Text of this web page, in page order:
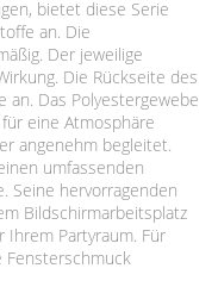
bietet diese Serie
an. Die
Der jeweilige
Die Rückseite des
an. Das Polyestergewebe
eine Atmosphäre
angenehm begleitet.
umfassenden
Seine hervorragenden
Bildschirmarbeitsplatz
Partyraum. Für
Fensterschmuck